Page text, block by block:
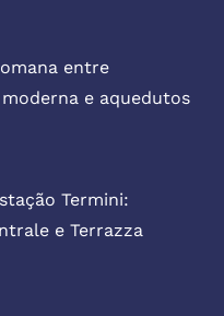
entre
e aquedutos
Termini:
e Terrazza